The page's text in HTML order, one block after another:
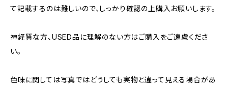
て記載するのは難しいので、しっかり確認の上購入お願いします。
神経質な方、USED品に理解のない方はご購入をご遠慮くださ
い。
色味に関しては写真ではどうしても実物と違って見える場合があ